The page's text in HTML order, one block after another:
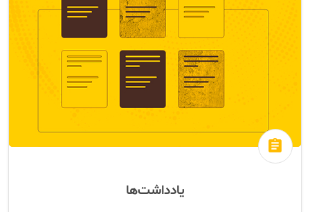
assignment
یادداشت‌ها